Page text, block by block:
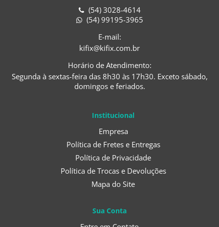
Institucional
Empresa
Política de Fretes e Entregas
Política de Privacidade
Política de Trocas e Devoluções
Mapa do Site
Sua Conta
(54) 3028-4614
(54) 99195-3965
E-mail:
kifix@kifix.com.br
Horário de Atendimento:
Segunda à sextas-feira das 8h30 às 17h30. Exceto sábado,
domingos e feriados.